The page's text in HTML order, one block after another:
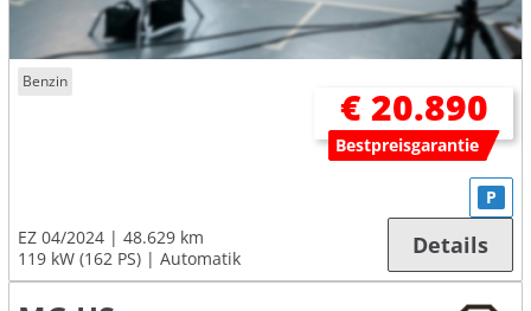
Benzin
€ 20.890
Bestpreisgarantie
EZ 04/2024
48.629 km
119 kW (162 PS)
Automatik
P
Details